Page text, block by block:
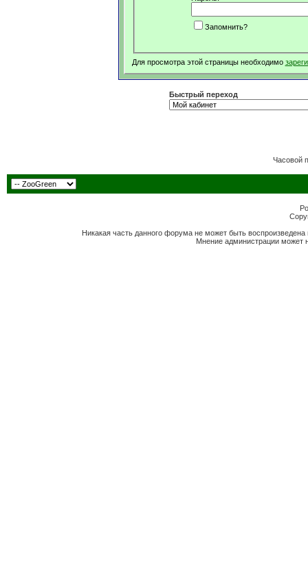
Запомнить?
Для просмотра этой страницы необходимо
Быстрый переход
Часовой
Никакая часть данного форума не может быть
Мнение администрации может